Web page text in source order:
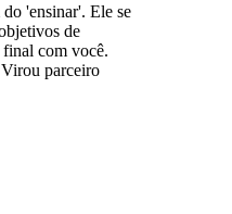
'ensinar'. Ele se
de
final com você.
parceiro